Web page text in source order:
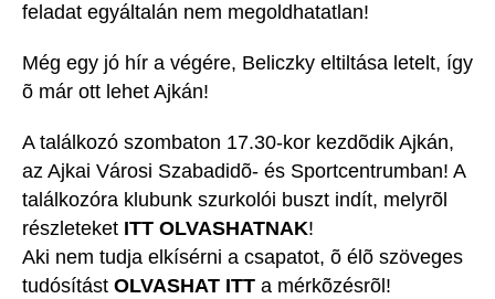
feladat egyáltalán nem megoldhatatlan!
Még egy jó hír a végére, Beliczky eltiltása letelt, így
õ már ott lehet Ajkán!
A találkozó szombaton 17.30-kor kezdõdik Ajkán,
az Ajkai Városi Szabadidõ- és Sportcentrumban! A
találkozóra klubunk szurkolói buszt indít, melyrõl
részleteket ITT OLVASHATNAK!
Aki nem tudja elkísérni a csapatot, õ élõ szöveges
tudósítást OLVASHAT ITT a mérkõzésrõl!